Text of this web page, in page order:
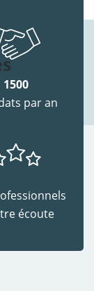
1500
par an
écoute